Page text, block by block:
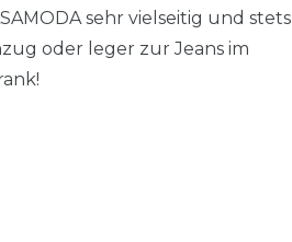
sehr vielseitig und stets
oder leger zur Jeans im